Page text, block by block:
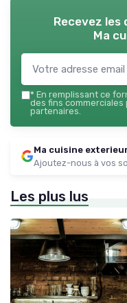
Recevez les
Ma
* En remplissant ce
des fins
partenaires.
Ma cuisine
Ajoutez-nous à vos
Les plus lus